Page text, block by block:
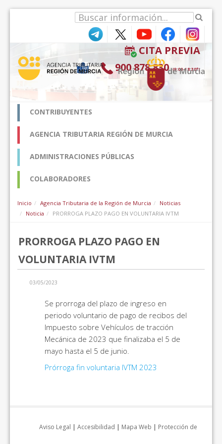
CITA PREVIA
900 878 830 (9:00-18:30*)
CONTRIBUYENTES
AGENCIA TRIBUTARIA REGIÓN DE MURCIA
ADMINISTRACIONES PÚBLICAS
COLABORADORES
Inicio Agencia Tributaria de la Región de Murcia
Noticias
Noticia
PRORROGA PLAZO PAGO EN VOLUNTARIA IVTM
PRORROGA PLAZO PAGO EN
VOLUNTARIA IVTM
03/05/2023
Se prorroga del plazo de ingreso en
periodo voluntario de pago de recibos del
Impuesto sobre Vehículos de tracción
Mecánica de 2023 que finalizaba el 5 de
mayo hasta el 5 de junio.
Prórroga fin voluntaria IVTM 2023
Aviso Legal | Accesibilidad | Mapa Web | Protección de